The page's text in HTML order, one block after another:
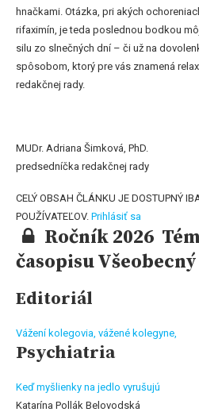
hnačkami. Otázka, pri akých
rifaximín, je teda poslednou bodkou
silu zo slnečných dní – či už na
spôsobom, ktorý pre vás znamená
redakčnej rady.
MUDr. Adriana Šimková, PhD.
predsedníčka redakčnej rady
CELÝ OBSAH ČLÁNKU JE DOSTUPNÝ
POUŽÍVATEĽOV. Prihlásiť sa
Ročník 2026
časopisu
Editoriál
Vážení kolegovia, vážené kolegyne,
Psychiatria
Keď myšlienky na jedlo vyrušujú
Katarína Pollák Belovodská